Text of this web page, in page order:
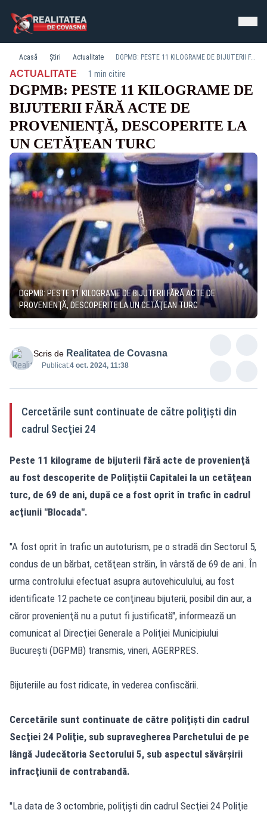
Acasă Știri Actualitate DGPMB: PESTE 11 KILOGRAME DE BIJUTERII FĂRĂ ACTE DE PROVENIENŢĂ, DESCOPERITE LA UN CETĂŢEAN TURC
ACTUALITATE· 1 min citire
DGPMB: PESTE 11 KILOGRAME DE
BIJUTERII FĂRĂ ACTE DE
PROVENIENŢĂ, DESCOPERITE LA
UN CETĂŢEAN TURC
DGPMB: PESTE 11 KILOGRAME DE BIJUTERII FĂRĂ ACTE DE
PROVENIENŢĂ, DESCOPERITE LA UN CETĂŢEAN TURC
Scris de Realitatea de Covasna
Publicat:4 oct. 2024, 11:38
Cercetările sunt continuate de către poliţişti din
cadrul Secţiei 24
Peste 11 kilograme de bijuterii fără acte de provenienţă
au fost descoperite de Poliţiştii Capitalei la un cetăţean
turc, de 69 de ani, după ce a fost oprit în trafic în cadrul
acţiunii "Blocada".
"A fost oprit în trafic un autoturism, pe o stradă din Sectorul 5,
condus de un bărbat, cetăţean străin, în vârstă de 69 de ani. În
urma controlului efectuat asupra autovehiculului, au fost
identificate 12 pachete ce conţineau bijuterii, posibil din aur, a
căror provenienţă nu a putut fi justificată", informează un
comunicat al Direcţiei Generale a Poliţiei Municipiului
Bucureşti (DGPMB) transmis, vineri, AGERPRES.
Bijuteriile au fost ridicate, în vederea confiscării.
Cercetările sunt continuate de către poliţişti din cadrul
Secţiei 24 Poliţie, sub supravegherea Parchetului de pe
lângă Judecătoria Sectorului 5, sub aspectul săvârşirii
infracţiunii de contrabandă.
"La data de 3 octombrie, poliţişti din cadrul Secţiei 24 Poliţie